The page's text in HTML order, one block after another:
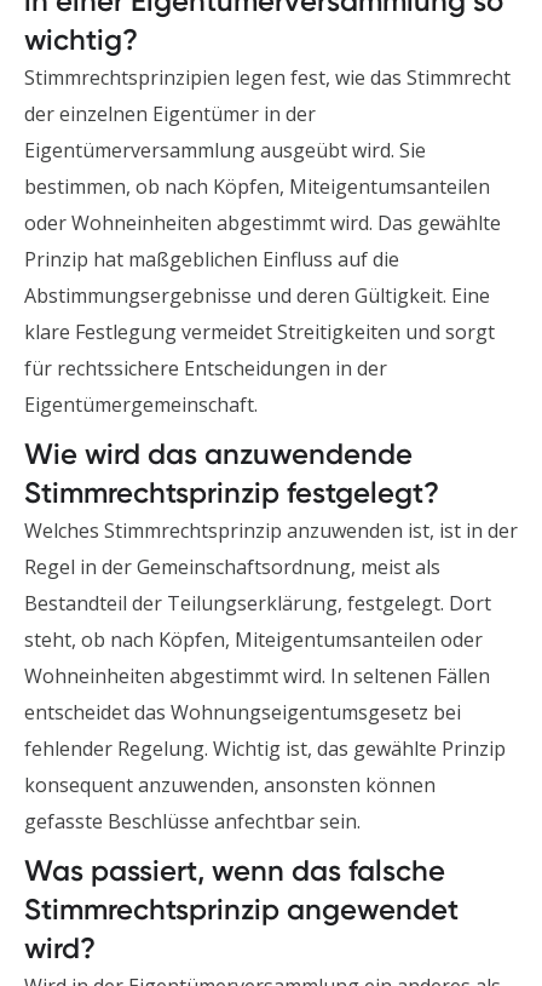
wichtig?
Stimmrechtsprinzipien legen fest, wie das Stimmrecht
der einzelnen Eigentümer in der
Eigentümerversammlung ausgeübt wird. Sie
bestimmen, ob nach Köpfen, Miteigentumsanteilen
oder Wohneinheiten abgestimmt wird. Das gewählte
Prinzip hat maßgeblichen Einfluss auf die
Abstimmungsergebnisse und deren Gültigkeit. Eine
klare Festlegung vermeidet Streitigkeiten und sorgt
für rechtssichere Entscheidungen in der
Eigentümergemeinschaft.
Wie wird das anzuwendende
Stimmrechtsprinzip festgelegt?
Welches Stimmrechtsprinzip anzuwenden ist, ist in der
Regel in der Gemeinschaftsordnung, meist als
Bestandteil der Teilungserklärung, festgelegt. Dort
steht, ob nach Köpfen, Miteigentumsanteilen oder
Wohneinheiten abgestimmt wird. In seltenen Fällen
entscheidet das Wohnungseigentumsgesetz bei
fehlender Regelung. Wichtig ist, das gewählte Prinzip
konsequent anzuwenden, ansonsten können
gefasste Beschlüsse anfechtbar sein.
Was passiert, wenn das falsche
Stimmrechtsprinzip angewendet
wird?